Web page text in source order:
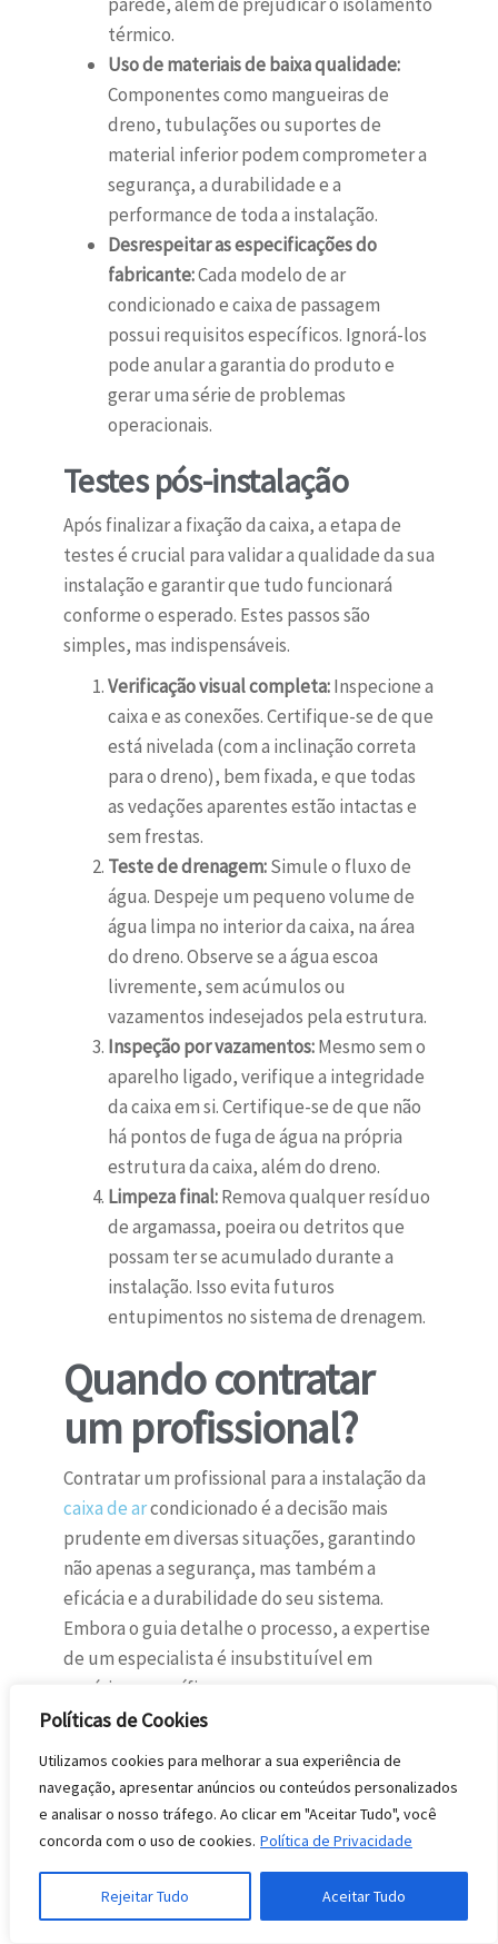
Políticas de Cookies
Utilizamos cookies para melhorar a sua experiência de
navegação, apresentar anúncios ou conteúdos personalizados
e analisar o nosso tráfego. Ao clicar em "Aceitar Tudo", você
concorda com o uso de cookies. Política de Privacidade
Rejeitar Tudo Aceitar Tudo
térmico.
Uso de materiais de baixa qualidade:
Componentes como mangueiras de
dreno, tubulações ou suportes de
material inferior podem comprometer a
segurança, a durabilidade e a
performance de toda a instalação.
Desrespeitar as especificações do
fabricante:Cada modelo de ar
condicionado e caixa de passagem
possui requisitos específicos. Ignorá-los
pode anular a garantia do produto e
gerar uma série de problemas
operacionais.
Testes pós-instalação
Após finalizar a fixação da caixa, a etapa de
testes é crucial para validar a qualidade da sua
instalação e garantir que tudo funcionará
conforme o esperado. Estes passos são
simples, mas indispensáveis.
Verificação visual completa:Inspecione a
caixa e as conexões. Certifique-se de que
está nivelada (com a inclinação correta
para o dreno), bem fixada, e que todas
as vedações aparentes estão intactas e
sem frestas.
Teste de drenagem:Simule o fluxo de
água. Despeje um pequeno volume de
água limpa no interior da caixa, na área
do dreno. Observe se a água escoa
livremente, sem acúmulos ou
vazamentos indesejados pela estrutura.
Inspeção por vazamentos:Mesmo sem o
aparelho ligado, verifique a integridade
da caixa em si. Certifique-se de que não
há pontos de fuga de água na própria
estrutura da caixa, além do dreno.
Limpeza final:Remova qualquer resíduo
de argamassa, poeira ou detritos que
possam ter se acumulado durante a
instalação. Isso evita futuros
entupimentos no sistema de drenagem.
Quando contratar
um profissional?
Contratar um profissional para a instalação da
caixa de arcondicionado é a decisão mais
prudente em diversas situações, garantindo
não apenas a segurança, mas também a
eficácia e a durabilidade do seu sistema.
Embora o guia detalhe o processo, a expertise
de um especialista é insubstituível em
cenários específicos.
A necessidade de um técnico qualificado se
torna evidente quando você não possui
experiência prévia com instalações elétricas
ou hidráulicas. Erros nesse tipo de trabalho
podem resultar em vazamentos, curtos-
circuitos ou até mesmo danos estruturais,
comprometendo a integridade da sua